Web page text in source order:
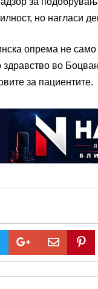
но нагласи
опрема не само
здравство во
за пациентите.